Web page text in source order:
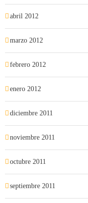
abril 2012
marzo 2012
febrero 2012
enero 2012
diciembre 2011
noviembre 2011
octubre 2011
septiembre 2011